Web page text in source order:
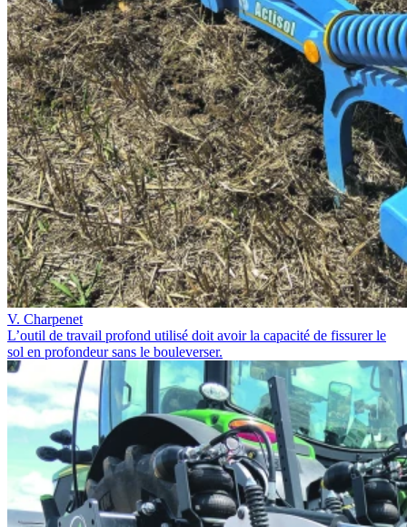
V. Charpenet
L’outil de travail profond utilisé doit avoir la capacité de fissurer le
sol en profondeur sans le bouleverser.